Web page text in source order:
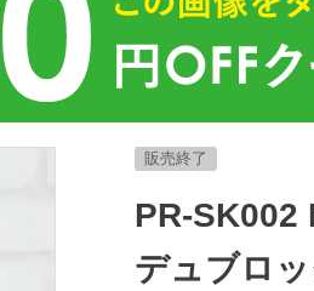
販売終了
PR-SK002
デュブロ